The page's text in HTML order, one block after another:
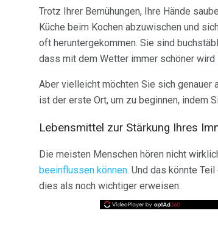
Trotz Ihrer Bemühungen, Ihre Hände
Küche beim Kochen abzuwischen und
oft heruntergekommen. Sie sind
dass mit dem Wetter immer schöner
Aber vielleicht möchten Sie sich genauer
ist der erste Ort, um zu beginnen, indem
Lebensmittel zur Stärkung Ihres
Die meisten Menschen hören nicht
beeinflussen können. Und das könnte
dies als noch wichtiger erweisen.